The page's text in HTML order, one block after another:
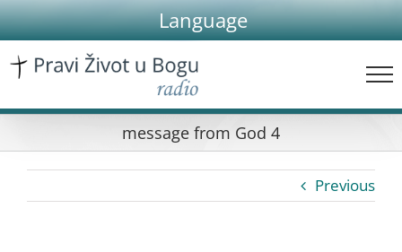
Skip
to
content
Language
message from God 4
Previous